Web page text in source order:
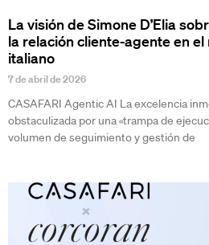
La visión de Simone D’Elia
la relación cliente-agente en
italiano
7 de abril de 2026
CASAFARI Agentic AI La excelencia
obstaculizada por una «trampa de
volumen de seguimiento y gestión de